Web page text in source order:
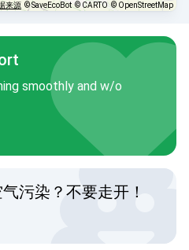
来源 © SaveEcoBot © CARTO © OpenStreetMap
smoothly and w/o
污染？不要走开！